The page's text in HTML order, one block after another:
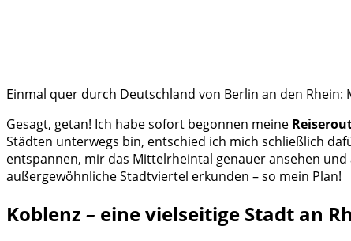
Einmal quer durch Deutschland von Berlin an den Rhein:
Gesagt, getan! Ich habe sofort begonnen meine
Städten unterwegs bin, entschied ich mich schließlich
entspannen, mir das Mittelrheintal genauer ansehen
außergewöhnliche Stadtviertel erkunden – so mein Plan!
Koblenz – eine vielseitige Stadt an